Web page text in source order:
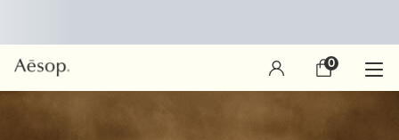
장
0
0 제품